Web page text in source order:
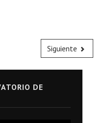
Siguiente
DE